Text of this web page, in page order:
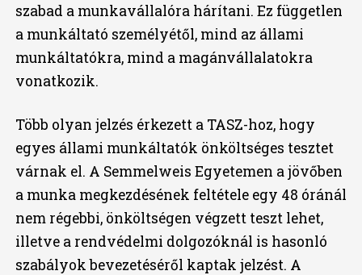
szabad a munkavállalóra hárítani. Ez független
a munkáltató személyétől, mind az állami
munkáltatókra, mind a magánvállalatokra
vonatkozik.
Több olyan jelzés érkezett a TASZ-hoz, hogy
egyes állami munkáltatók önköltséges tesztet
várnak el. A Semmelweis Egyetemen a jövőben
a munka megkezdésének feltétele egy 48 óránál
nem régebbi, önköltségen végzett teszt lehet,
illetve a rendvédelmi dolgozóknál is hasonló
szabályok bevezetéséről kaptak jelzést. A